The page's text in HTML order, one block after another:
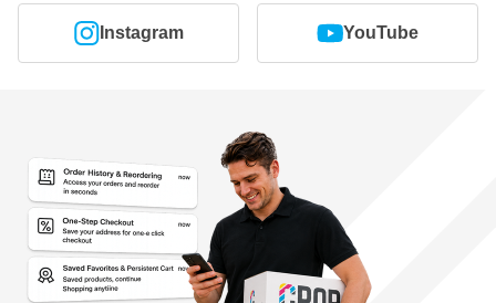
Instagram YouTube